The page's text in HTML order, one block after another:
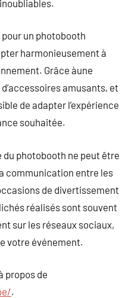
un photobooth
harmonieusement à
Grâce àune
amusants, et
de adapter l’expérience
souhaitée.
photobooth ne peut être
communication entre les
de divertissement
réalisés sont souvent
sur les réseaux sociaux,
votre événement.
propos de
.